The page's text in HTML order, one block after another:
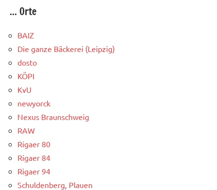
... Orte
BAIZ
Die ganze Bäckerei (Leipzig)
dosto
KÖPI
KvU
newyorck
Nexus Braunschweig
RAW
Rigaer 80
Rigaer 84
Rigaer 94
Schuldenberg, Plauen